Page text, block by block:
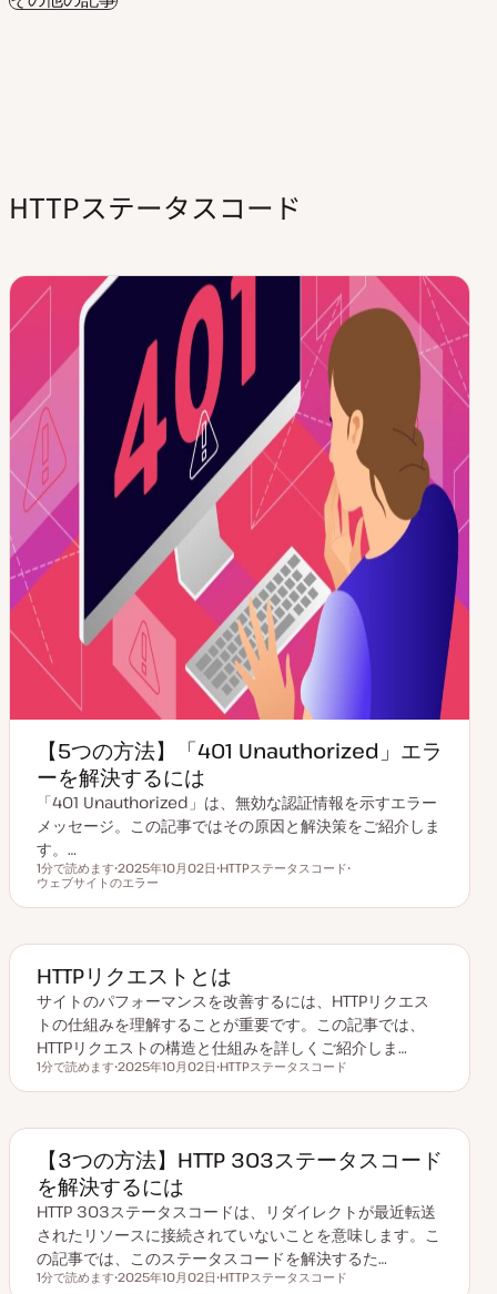
HTTPステータスコード
【5つの方法】「401 Unauthorized」エラ
ーを解決するには
「401 Unauthorized」は、無効な認証情報を示すエラー
メッセージ。この記事ではその原因と解決策をご紹介しま
す。…
読むのにかかる時間
1分で読めます
更
日
2025年10月02日
ッ
HTTPステータスコード
ッ
ウェブサイトのエラー
HTTPリクエストとは
サイトのパフォーマンスを改善するには、HTTPリクエス
トの仕組みを理解することが重要です。この記事では、
HTTPリクエストの構造と仕組みを詳しくご紹介しま…
読むのにかかる時間
1分で読めます
新
2025年10月02日
ピ
ク
HTTPステータスコード
【3つの方法】HTTP 303ステータスコード
を解決するには
HTTP 303ステータスコードは、リダイレクトが最近転送
されたリソースに接続されていないことを意味します。こ
の記事では、このステータスコードを解決するた…
読むのにかかる時間
1分で読めます 2025年10月02日 HTTPステータスコード